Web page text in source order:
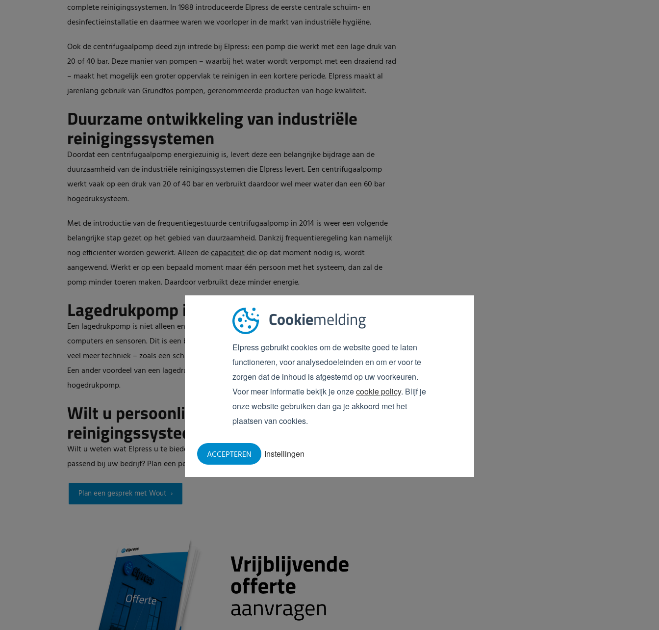
Cookiemelding
Elpress gebruikt cookies om de website goed te laten
functioneren, voor analysedoeleinden en om er voor te
zorgen dat de inhoud is afgestemd op uw voorkeuren.
Voor meer informatie bekijk je onzecookie policy. Blijf je
onze website gebruiken dan ga je akkoord met het
plaatsen van cookies.
Instellingen
ACCEPTEREN
complete reinigingssystemen. In 1988 introduceerde Elpress de eerste centrale schuim- en
desinfectieinstallatie en daarmee waren we voorloper in de markt van industriële hygiëne.
Ook de centrifugaalpomp deed zijn intrede bij Elpress: een pomp die werkt met een lage druk van
20 of 40 bar. Deze manier van pompen – waarbij het water wordt verpompt met een draaiend rad
– maakt het mogelijk een groter oppervlak te reinigen in een kortere periode. Elpress maakt al
jarenlang gebruik vanGrundfos pompen, gerenommeerde producten van hoge kwaliteit.
Duurzame ontwikkeling van industriële
reinigingssystemen
Doordat een centrifugaalpomp energiezuinig is, levert deze een belangrijke bijdrage aan de
duurzaamheid van de industriële reinigingssystemen die Elpress levert. Een centrifugaalpomp
werkt vaak op een druk van 20 of 40 bar en verbruikt daardoor wel meer water dan een 60 bar
hogedruksysteem.
Met de introductie van de frequentiegestuurde centrifugaalpomp in 2014 is weer een volgende
belangrijke stap gezet op het gebied van duurzaamheid. Dankzij frequentieregeling kan namelijk
nog efficiënter worden gewerkt. Alleen decapaciteitdie op dat moment nodig is, wordt
aangewend. Werkt er op een bepaald moment maar één persoon met het systeem, dan zal de
pomp minder toeren maken. Daardoor verbruikt deze minder energie.
Lagedrukpomp is veiliger
Een lagedrukpomp is niet alleen energiezuiniger in gebruik, maar ook veiliger voor machines,
computers en sensoren. Dit is een belangrijk gegeven gezien het feit dat machines vandaag de dag
veel meer techniek – zoals een schakelkast en sensoren – bevatten en daardoor kwetsbaarder zijn.
Een ander voordeel van een lagedruk centrifugaalpomp is dat deze geluidsarmer is dan een
hogedrukpomp.
Wilt u persoonlijk advies over een
reinigingssysteem?
Wilt u weten wat Elpress u te bieden heeft op het gebied van industriële reinigingssystemen,
passend bij uw bedrijf? Plan een persoonlijk adviesgesprek in of vraag direct een offerte aan.
Plan een gesprek met Wout